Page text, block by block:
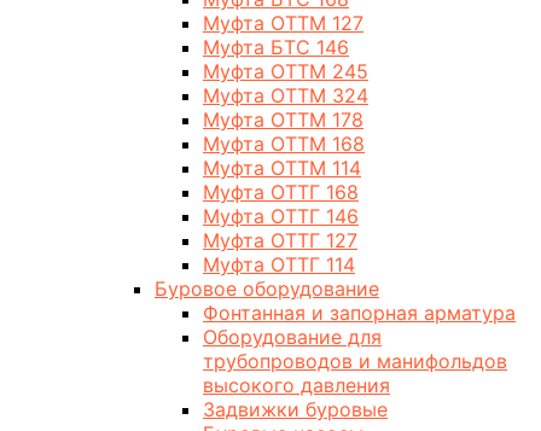
Муфта ОТТМ 127
Муфта БТС 146
Муфта ОТТМ 245
Муфта ОТТМ 324
Муфта ОТТМ 178
Муфта ОТТМ 168
Муфта ОТТМ 114
Муфта ОТТГ 168
Муфта ОТТГ 146
Муфта ОТТГ 127
Муфта ОТТГ 114
Буровое оборудование
Фонтанная и запорная арматура
Оборудование для
трубопроводов и манифольдов
высокого давления
Задвижки буровые